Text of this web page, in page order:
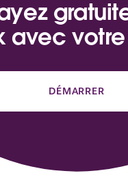
avec
DÉMARRER